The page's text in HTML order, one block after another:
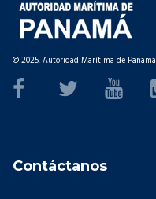
© 2025. Autoridad Marítima de Panamá
Contáctanos